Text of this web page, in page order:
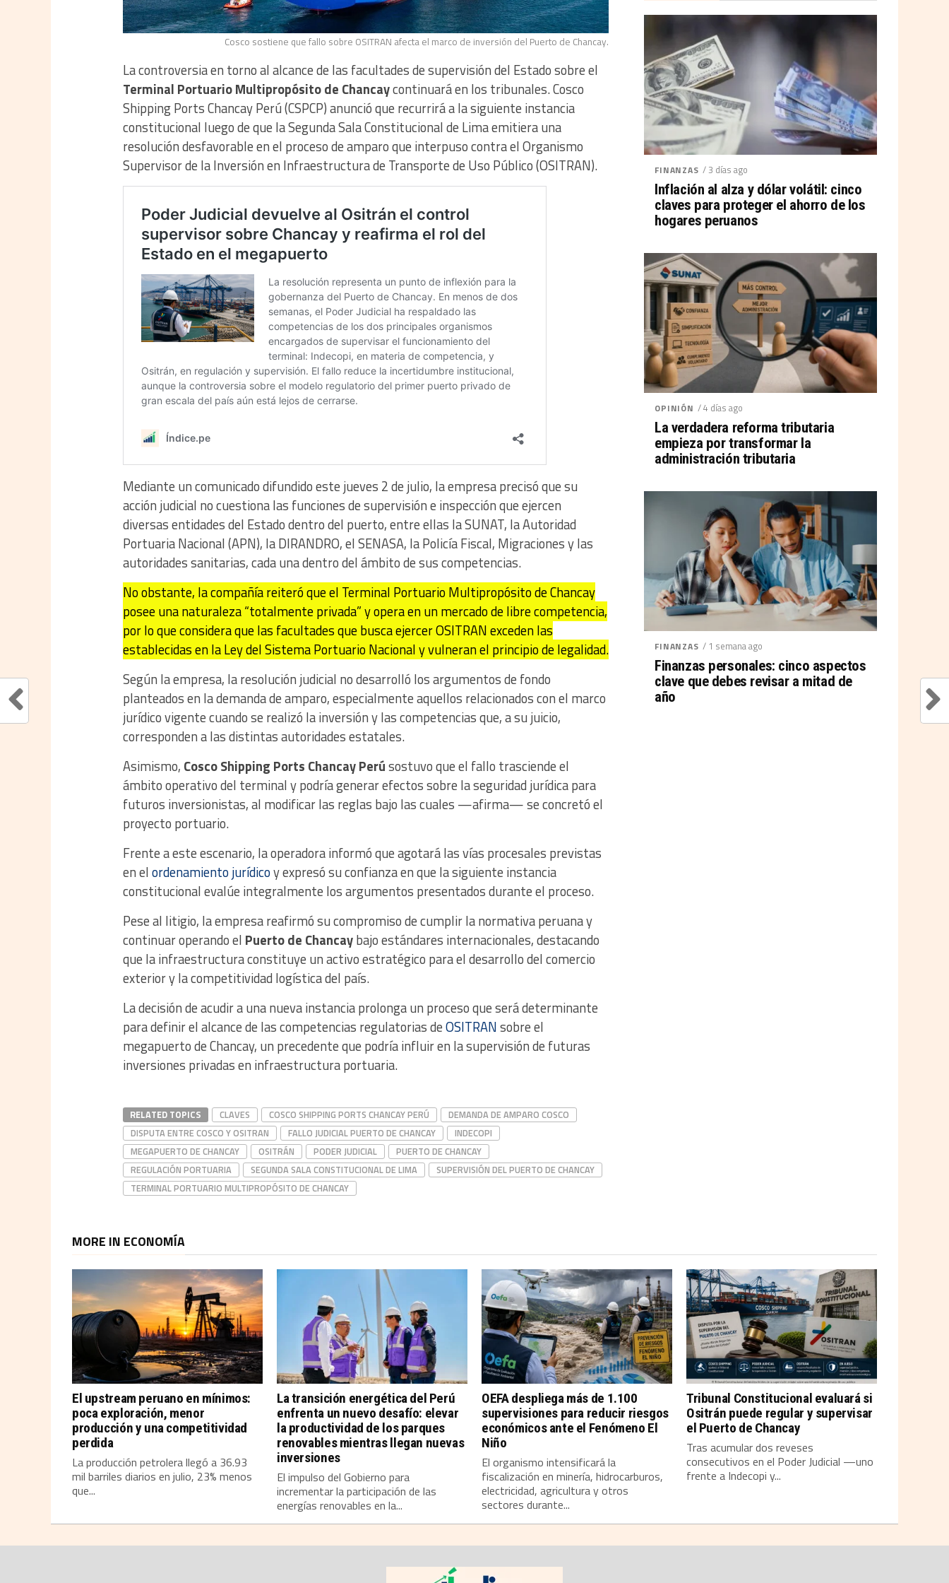
Cosco sostiene que fallo sobre OSITRAN afecta el marco de inversión del Puerto de Chancay.
La controversia en torno al alcance de las facultades de supervisión del Estado sobre el
Terminal Portuario Multipropósito de Chancaycontinuará en los tribunales. Cosco
Shipping Ports Chancay Perú (CSPCP) anunció que recurrirá a la siguiente instancia
constitucional luego de que la Segunda Sala Constitucional de Lima emitiera una
resolución desfavorable en el proceso de amparo que interpuso contra el Organismo
Supervisor de la Inversión en Infraestructura de Transporte de Uso Público (OSITRAN).
Mediante un comunicado difundido este jueves 2 de julio, la empresa precisó que su
acción judicial no cuestiona las funciones de supervisión e inspección que ejercen
diversas entidades del Estado dentro del puerto, entre ellas la SUNAT, la Autoridad
Portuaria Nacional (APN), la DIRANDRO, el SENASA, la Policía Fiscal, Migraciones y las
autoridades sanitarias, cada una dentro del ámbito de sus competencias.
No obstante, la compañía reiteró que el Terminal Portuario Multipropósito de Chancay
posee una naturaleza “totalmente privada” y opera en un mercado de libre competencia,
por lo que considera que las facultades que busca ejercer OSITRAN exceden las
establecidas en la Ley del Sistema Portuario Nacional y vulneran el principio de legalidad.
Según la empresa, la resolución judicial no desarrolló los argumentos de fondo
planteados en la demanda de amparo, especialmente aquellos relacionados con el marco
jurídico vigente cuando se realizó la inversión y las competencias que, a su juicio,
corresponden a las distintas autoridades estatales.
Asimismo, Cosco Shipping Ports Chancay Perúsostuvo que el fallo trasciende el
ámbito operativo del terminal y podría generar efectos sobre la seguridad jurídica para
futuros inversionistas, al modificar las reglas bajo las cuales —afirma— se concretó el
proyecto portuario.
Frente a este escenario, la operadora informó que agotará las vías procesales previstas
en elordenamiento jurídicoy expresó su confianza en que la siguiente instancia
constitucional evalúe integralmente los argumentos presentados durante el proceso.
Pese al litigio, la empresa reafirmó su compromiso de cumplir la normativa peruana y
continuar operando el Puerto de Chancaybajo estándares internacionales, destacando
que la infraestructura constituye un activo estratégico para el desarrollo del comercio
exterior y la competitividad logística del país.
La decisión de acudir a una nueva instancia prolonga un proceso que será determinante
para definir el alcance de las competencias regulatorias deOSITRANsobre el
megapuerto de Chancay, un precedente que podría influir en la supervisión de futuras
inversiones privadas en infraestructura portuaria.
RELATED TOPICS CLAVES COSCO SHIPPING PORTS CHANCAY PERÚ
DEMANDA DE AMPARO COSCO
DISPUTA ENTRE COSCO Y OSITRAN
FALLO JUDICIAL PUERTO DE CHANCAY
INDECOPI
MEGAPUERTO DE CHANCAY
OSITRÁN PODER JUDICIAL
PUERTO DE CHANCAY
REGULACIÓN PORTUARIA
SEGUNDA SALA CONSTITUCIONAL DE LIMA
SUPERVISIÓN DEL PUERTO DE CHANCAY
TERMINAL PORTUARIO MULTIPROPÓSITO DE CHANCAY
FINANZAS / 3 días ago
Inflación al alza y dólar volátil: cinco
claves para proteger el ahorro de los
hogares peruanos
OPINIÓN / 4 días ago
La verdadera reforma tributaria
empieza por transformar la
administración tributaria
FINANZAS / 1 semana ago
Finanzas personales: cinco aspectos
clave que debes revisar a mitad de
año
MORE IN ECONOMÍA
El upstream peruano en mínimos:
poca exploración, menor
producción y una competitividad
perdida
La producción petrolera llegó a 36.93
mil barriles diarios en julio, 23% menos
que...
La transición energética del Perú
enfrenta un nuevo desafío: elevar
la productividad de los parques
renovables mientras llegan nuevas
inversiones
El impulso del Gobierno para
incrementar la participación de las
energías renovables en la...
OEFA despliega más de 1.100
supervisiones para reducir riesgos
económicos ante el Fenómeno El
Niño
El organismo intensificará la
fiscalización en minería, hidrocarburos,
electricidad, agricultura y otros
sectores durante...
Tribunal Constitucional evaluará si
Ositrán puede regular y supervisar
el Puerto de Chancay
Tras acumular dos reveses
consecutivos en el Poder Judicial —uno
frente a Indecopi y...